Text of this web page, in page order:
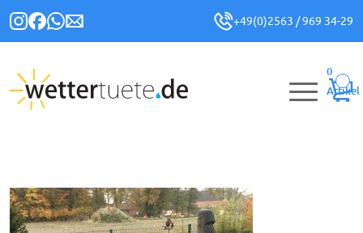
+49(0)2563 / 969 34-29
0
Artikel